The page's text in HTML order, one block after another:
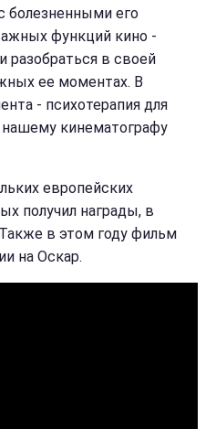
болезненными его
функций кино -
разобраться в своей
ее моментах. В
- психотерапия для
кинематографу
европейских
получил награды, в
в этом году фильм
на Оскар.